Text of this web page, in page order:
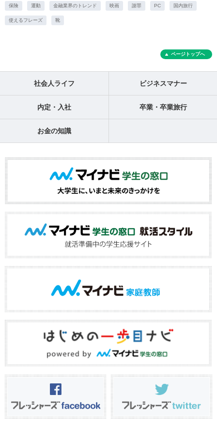
保険 運動 金融業界のトレンド 映画 謝罪 PC 国内旅行
使えるフレーズ 靴
ページトップへ
社会人ライフ ビジネスマナー
内定・入社 卒業・卒業旅行
お金の知識